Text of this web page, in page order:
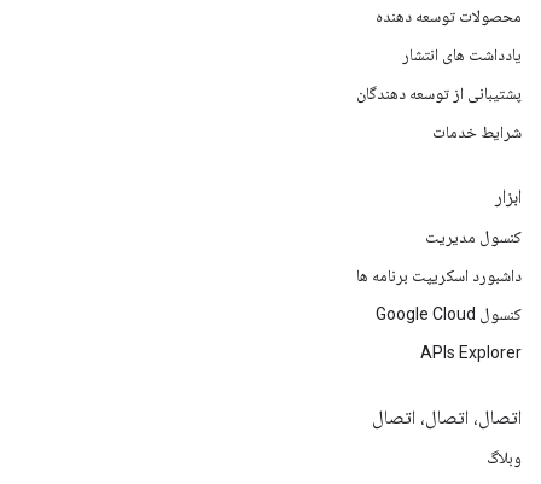
محصولات توسعه دهنده
یادداشت های انتشار
پشتیبانی از توسعه دهندگان
شرایط خدمات
ابزار
کنسول مدیریت
داشبورد اسکریپت برنامه ها
کنسول Google Cloud
APIs Explorer
اتصال، اتصال، اتصال
وبلاگ